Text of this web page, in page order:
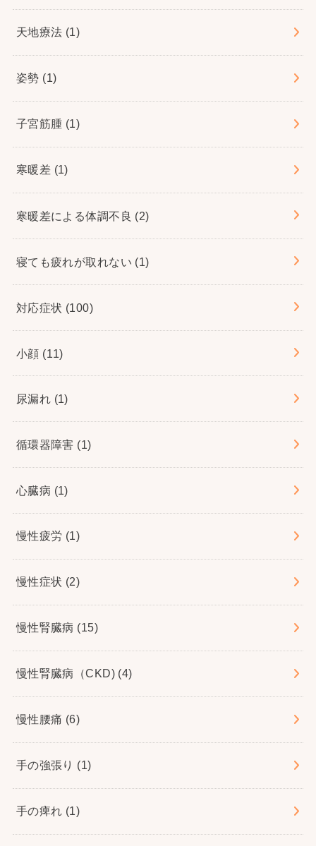
天地療法 (1)
姿勢 (1)
子宮筋腫 (1)
寒暖差 (1)
寒暖差による体調不良 (2)
寝ても疲れが取れない (1)
対応症状 (100)
小顔 (11)
尿漏れ (1)
循環器障害 (1)
心臓病 (1)
慢性疲労 (1)
慢性症状 (2)
慢性腎臓病 (15)
慢性腎臓病（CKD) (4)
慢性腰痛 (6)
手の強張り (1)
手の痺れ (1)